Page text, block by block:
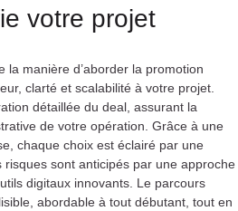
votre projet
la manière d’aborder la promotion
clarté et scalabilité à votre projet.
détaillée du deal, assurant la
de votre opération. Grâce à une
chaque choix est éclairé par une
risques sont anticipés par une approche
digitaux innovants. Le parcours
abordable à tout débutant, tout en